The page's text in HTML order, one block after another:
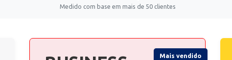
Medido com base em mais de 50 clientes
Mais vendido